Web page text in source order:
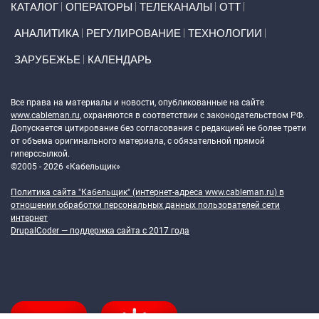
КАТАЛОГ ОПЕРАТОРЫ ТЕЛЕКАНАЛЫ ОТТ
АНАЛИТИКА РЕГУЛИРОВАНИЕ ТЕХНОЛОГИИ
ЗАРУБЕЖЬЕ КАЛЕНДАРЬ
Все права на материалы и новости, опубликованные на сайте
www.cableman.ru, охраняются в соответствии с законодательством РФ.
Допускается цитирование без согласования с редакцией не более трети
от объема оригинального материала, с обязательной прямой
гиперссылкой.
©2005 - 2026 «Кабельщик»
Политика сайта "Кабельщик" (интернет-адреса www.cableman.ru) в
отношении обработки персональных данных пользователей сети
интернет
DrupalCoder — поддержка сайта c 2017 года